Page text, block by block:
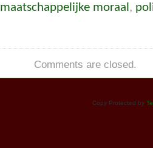
maatschappelijke moraal ,
Comments are closed.
Copy Protected by